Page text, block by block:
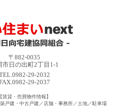
〒882-0035
市日の出町2丁目1-1
29-2032
29-2037
【賃貸・売買物件情報】
戸建・中古戸建／店舗・事務所／土地／駐車場